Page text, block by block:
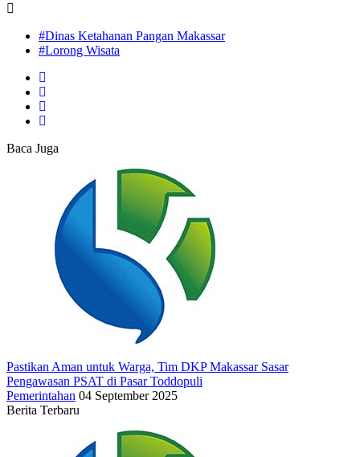
#Dinas Ketahanan Pangan Makassar
#Lorong Wisata
Baca Juga
Pastikan Aman untuk Warga, Tim DKP Makassar Sasar
Pengawasan PSAT di Pasar Toddopuli
Pemerintahan 04 September 2025
Berita Terbaru